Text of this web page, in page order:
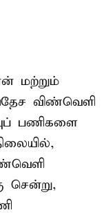
மற்றும்
விண்வெளி
பணிகளை
சென்று,